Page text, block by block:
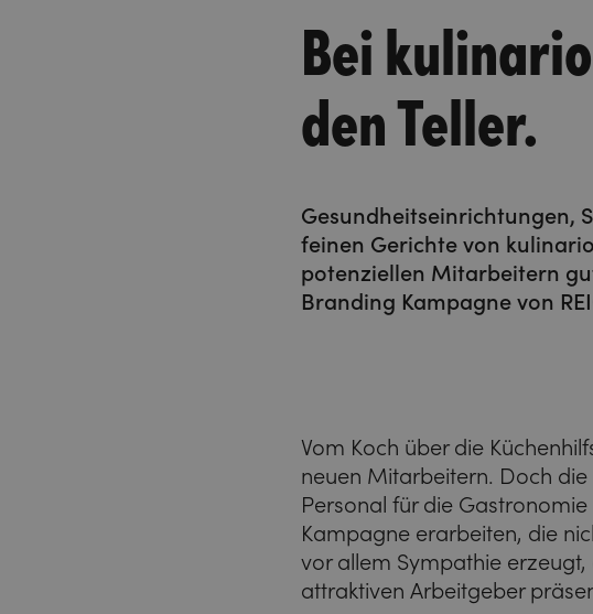
Bei
den Teller.
Gesundheitseinrichtungen,
feinen Gerichte von
potenziellen Mitarbeitern
Branding Kampagne von
Vom Koch über die
neuen Mitarbeitern. Doch
Personal für die
Kampagne erarbeiten, die
vor allem Sympathie
attraktiven Arbeitgeber